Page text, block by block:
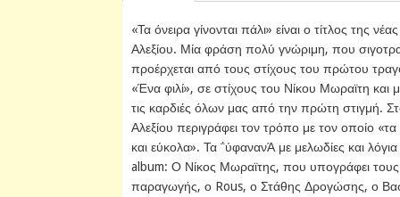
«Τα όνειρα γίνονται πάλι» είναι ο τίτλος της
Αλεξίου. Μία φράση πολύ γνώριμη, που
προέρχεται από τους στίχους του πρώτου
«Ένα φιλί», σε στίχους του Νίκου Μωραϊτη και
τις καρδιές όλων μας από την πρώτη στιγμή.
Αλεξίου περιγράφει τον τρόπο με τον οποίο
και εύκολα». Τα ΅ύφανανΆ με μελωδίες και
album: Ο Νίκος Μωραϊτης, που υπογράφει τους
παραγωγής, ο Rous, ο Στάθης Δρογώσης, ο